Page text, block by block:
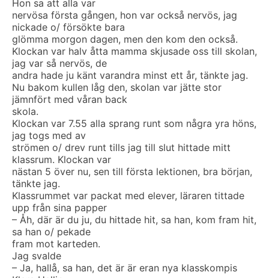
Hon sa att alla var
nervösa första gången, hon var också nervös, jag
nickade o/ försökte bara
glömma morgon dagen, men den kom den också.
Klockan var halv åtta mamma skjusade oss till skolan,
jag var så nervös, de
andra hade ju känt varandra minst ett år, tänkte jag.
Nu bakom kullen låg den, skolan var jätte stor
jämnfört med våran back
skola.
Klockan var 7.55 alla sprang runt som några yra höns,
jag togs med av
strömen o/ drev runt tills jag till slut hittade mitt
klassrum. Klockan var
nästan 5 över nu, sen till första lektionen, bra början,
tänkte jag.
Klassrummet var packat med elever, läraren tittade
upp från sina papper
– Åh, där är du ju, du hittade hit, sa han, kom fram hit,
sa han o/ pekade
fram mot karteden.
Jag svalde
– Ja, hallå, sa han, det är är eran nya klasskompis